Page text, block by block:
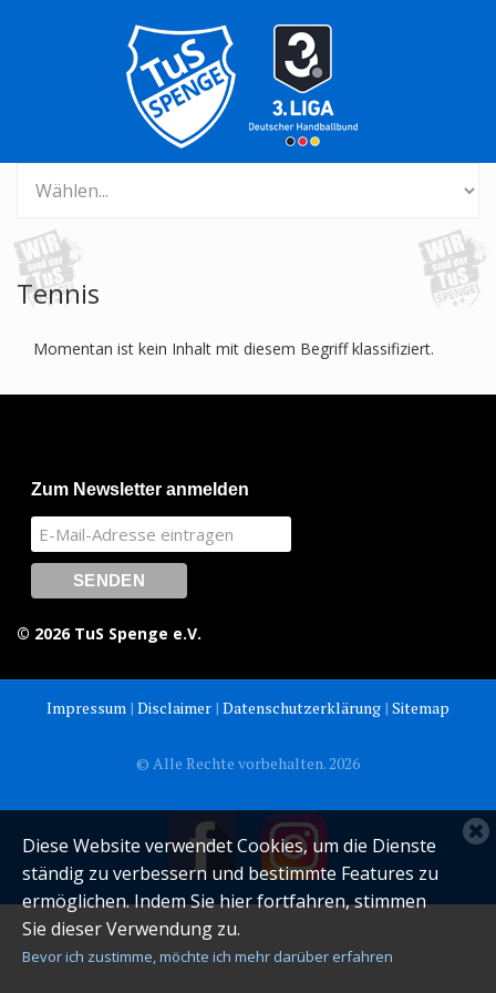
Diese Website verwendet Cookies, um die Dienste
ständig zu verbessern und bestimmte Features zu
ermöglichen. Indem Sie hier fortfahren, stimmen
Sie dieser Verwendung zu.
Bevor ich zustimme, möchte ich mehr darüber erfahren
Tennis
Momentan ist kein Inhalt mit diesem Begriff klassifiziert.
Zum Newsletter anmelden
© 2026 TuS Spenge e.V.
Impressum | Disclaimer | Datenschutzerklärung | Sitemap
© Alle Rechte vorbehalten. 2026